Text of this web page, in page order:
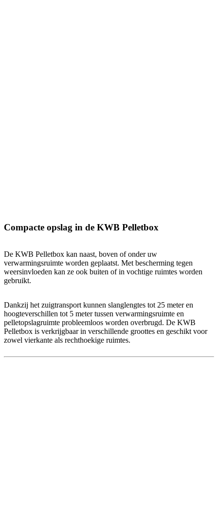
Compacte opslag in de KWB Pelletbox
De KWB Pelletbox kan naast, boven of onder uw
verwarmingsruimte worden geplaatst. Met bescherming tegen
weersinvloeden kan ze ook buiten of in vochtige ruimtes worden
gebruikt.
Dankzij het zuigtransport kunnen slanglengtes tot 25 meter en
hoogteverschillen tot 5 meter tussen verwarmingsruimte en
pelletopslagruimte probleemloos worden overbrugd. De KWB
Pelletbox is verkrijgbaar in verschillende groottes en geschikt voor
zowel vierkante als rechthoekige ruimtes.